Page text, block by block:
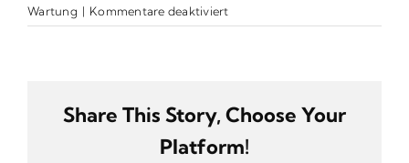
Wartung | Kommentare deaktiviertfür
Deckt
rechtliche
wie
Share This Story, Choose Your
Platform!